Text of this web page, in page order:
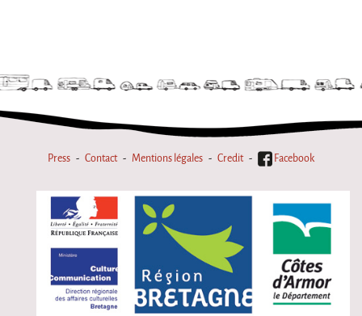
Press Contact Mentions légales Credit Facebook